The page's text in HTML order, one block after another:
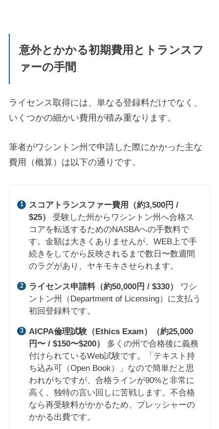
意外とかかる初期費用とトランスフ
ァーの手間
ライセンス取得には、単なる登録料だけでなく、
いくつかの細かい費用が積み重なります。
筆者がワシントン州で申請した際にかかった主な
費用（概算）は以下の通りです。
スコアトランスファー費用（約3,500円 /
$25）
受験した州からワシントン州へ合格ス
コアを転送するためのNASBAへの手数料で
す。金額は大きくありませんが、WEB上で手
続きをしてから反映されるまで数日〜数週間
のラグがあり、ヤキモキさせられます。
ライセンス申請料（約50,000円 / $330）
ワシ
ントン州（Department of Licensing）に支払う
初回登録料です。
AICPA倫理試験（Ethics Exam）（約25,000
円〜 / $150〜$200）
多くの州で合格後に義務
付けられているWeb試験です。「テキスト持
ち込み可（Open Book）」なので簡単だと思
われがちですが、合格ラインが90%と非常に
高く、独特の言い回しに苦戦します。不合格
なら再受験料がかかるため、プレッシャーの
かかる出費です。